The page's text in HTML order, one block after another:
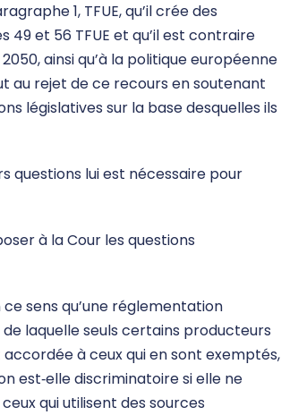
1, TFUE, qu’il crée des
et 56 TFUE et qu’il est contraire
ainsi qu’à la politique européenne
au rejet de ce recours en soutenant
législatives sur la base desquelles ils
questions lui est nécessaire pour
à la Cour les questions
sens qu’une réglementation
laquelle seuls certains producteurs
à ceux qui en sont exemptés,
est‑elle discriminatoire si elle ne
qui utilisent des sources